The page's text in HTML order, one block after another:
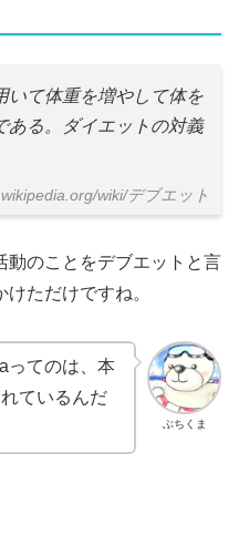
いて体重を増やして体を
ある。ダイエットの対義
wiki/デブエット
動のことをデブエットと言
ただけですね。
ぶちくま
ってのは、本
ているんだ